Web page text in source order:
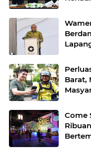
Barat,
Come